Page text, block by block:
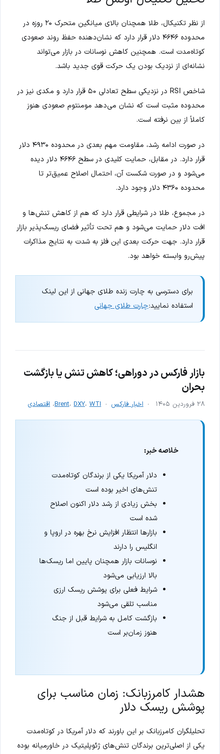
از نظر تکنیکال، طلا همچنان بالای میانگین متحرک ۲۰ روزه در
محدوده ۴۶۴۶ دلار قرار دارد که نشان‌دهنده حفظ روند صعودی
کوتاه‌مدت است. همچنین کاهش نوسانات در بازار می‌تواند
نشانه‌ای از نزدیک بودن یک حرکت قوی جدید باشد.
شاخص RSI در نزدیکی سطح تعادلی ۵۰ قرار دارد و مکدی نیز در
محدوده مثبت است که نشان می‌دهد مومنتوم صعودی هنوز
کاملاً از بین نرفته است.
در صورت ادامه رشد، مقاومت مهم بعدی در محدوده ۴۹۳۰ دلار
قرار دارد. در مقابل، حمایت کلیدی در سطح ۴۶۴۶ دلار دیده
می‌شود و در صورت شکست آن، احتمال اصلاح عمیق‌تر تا
محدوده ۴۳۶۰ دلار وجود دارد.
در مجموع، طلا در شرایطی قرار دارد که هم از کاهش تنش‌ها و
افت دلار حمایت می‌شود و هم تحت تأثیر فضای ریسک‌پذیر بازار
قرار دارد. جهت حرکت بعدی این فلز به شدت به نتایج مذاکرات
پیش‌رو وابسته خواهد بود.
برای دسترسی به چارت زنده طلای جهانی از این لینک
استفاده نمایید:چارت طلای جهانی
بازار فارکس در دوراهی؛ کاهش تنش یا بازگشت
بحران
۲۸ فروردین ۱۴۰۵ اخبار فارکس Brent، DXY، WTI ، اقتصادی
خلاصه خبر:
دلار آمریکا یکی از برندگان کوتاه‌مدت
تنش‌های اخیر بوده است
بخش زیادی از رشد دلار اکنون اصلاح
شده است
بازارها انتظار افزایش نرخ بهره در اروپا و
انگلیس را دارند
نوسانات بازار همچنان پایین اما ریسک‌ها
بالا ارزیابی می‌شود
شرایط فعلی برای پوشش ریسک ارزی
مناسب تلقی می‌شود
بازگشت کامل به شرایط قبل از جنگ
هنوز زمان‌بر است
هشدار کامرزبانک: زمان مناسب برای
پوشش ریسک دلار
تحلیلگران کامرزبانک بر این باورند که دلار آمریکا در کوتاه‌مدت
یکی از اصلی‌ترین برندگان تنش‌های ژئوپلیتیک در خاورمیانه بوده